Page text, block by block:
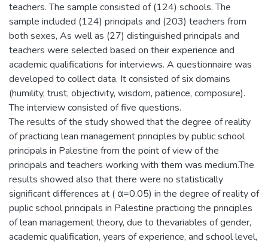
teachers. The sample consisted of (124) schools. The
sample included (124) principals and (203) teachers from
both sexes, As well as (27) distinguished principals and
teachers were selected based on their experience and
academic qualifications for interviews. A questionnaire was
developed to collect data. It consisted of six domains
(humility, trust, objectivity, wisdom, patience, composure).
The interview consisted of five questions.
The results of the study showed that the degree of reality
of practicing lean management principles by public school
principals in Palestine from the point of view of the
principals and teachers working with them was medium.The
results showed also that there were no statistically
significant differences at ( α=0.05) in the degree of reality of
puplic school principals in Palestine practicing the principles
of lean management theory, due to thevariables of gender,
academic qualification, years of experience, and school level,